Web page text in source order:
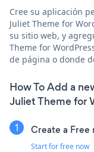
Cree su aplicación
Juliet Theme for
su sitio web, y
Theme for
de página o donde
How To Add a
Juliet Theme for
Create a
Start for free now